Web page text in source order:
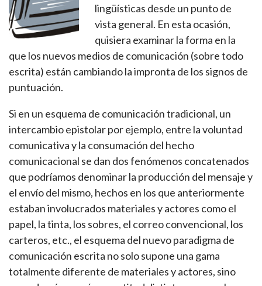
lingüísticas desde un punto de
vista general. En esta ocasión,
quisiera examinar la forma en la
que los nuevos medios de comunicación (sobre todo
escrita) están cambiando la impronta de los signos de
puntuación.
Si en un esquema de comunicación tradicional, un
intercambio epistolar por ejemplo, entre la voluntad
comunicativa y la consumación del hecho
comunicacional se dan dos fenómenos concatenados
que podríamos denominar la producción del mensaje y
el envío del mismo, hechos en los que anteriormente
estaban involucrados materiales y actores como el
papel, la tinta, los sobres, el correo convencional, los
carteros, etc., el esquema del nuevo paradigma de
comunicación escrita no solo supone una gama
totalmente diferente de materiales y actores, sino